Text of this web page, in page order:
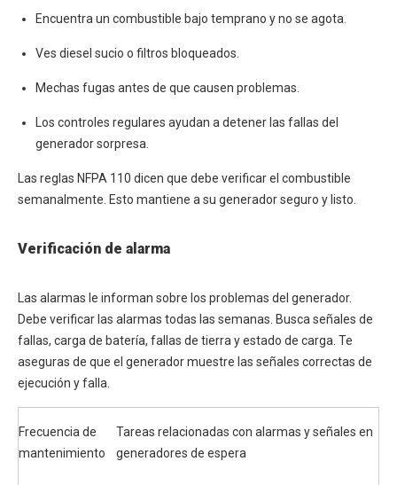
Encuentra un combustible bajo temprano y no se agota.
Ves diesel sucio o filtros bloqueados.
Mechas fugas antes de que causen problemas.
Los controles regulares ayudan a detener las fallas del
generador sorpresa.
Las reglas NFPA 110 dicen que debe verificar el combustible
semanalmente. Esto mantiene a su generador seguro y listo.
Verificación de alarma
Las alarmas le informan sobre los problemas del generador.
Debe verificar las alarmas todas las semanas. Busca señales de
fallas, carga de batería, fallas de tierra y estado de carga. Te
aseguras de que el generador muestre las señales correctas de
ejecución y falla.
Frecuencia de
mantenimiento
Tareas relacionadas con alarmas y señales en
generadores de espera